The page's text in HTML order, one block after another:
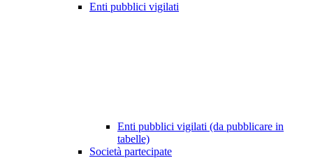
Enti pubblici vigilati
Enti pubblici vigilati (da pubblicare in
tabelle)
Società partecipate